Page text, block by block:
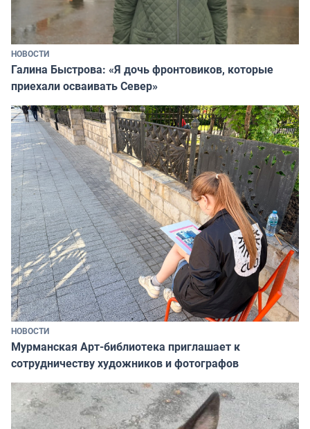
НОВОСТИ
Галина Быстрова: «Я дочь фронтовиков, которые
приехали осваивать Север»
НОВОСТИ
Мурманская Арт-библиотека приглашает к
сотрудничеству художников и фотографов